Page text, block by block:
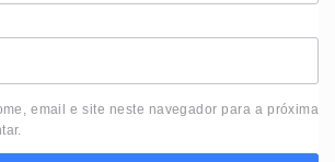
email e site neste navegador para a próxima